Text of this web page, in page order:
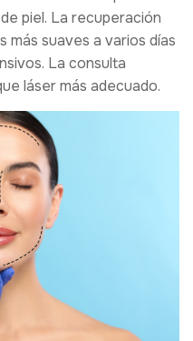
piel. La recuperación
más suaves a varios días
La consulta
láser más adecuado.